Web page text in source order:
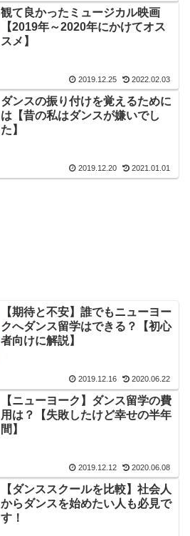
観て良かったミュージカル映画
【2019年～2020年にかけてオス
スメ】
2019.12.25 2022.02.03
ダンスの振り付けを覚えるために
は【昔の私はダンスが嫌いでし
た】
2019.12.20 2021.01.01
【期待と不安】誰でもニューヨー
クへダンス留学はできる？【初心
者向けに解説】
2019.12.16 2020.06.22
【ニューヨーク】ダンス留学の費
用は？【失敗したけど幸せの半年
間】
2019.12.12 2020.06.08
【ダンススクールを比較】社会人
からダンスを始めたい人も必見で
す！